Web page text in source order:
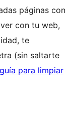
páginas con
con tu web,
te
(sin saltarte
guía para limpiar